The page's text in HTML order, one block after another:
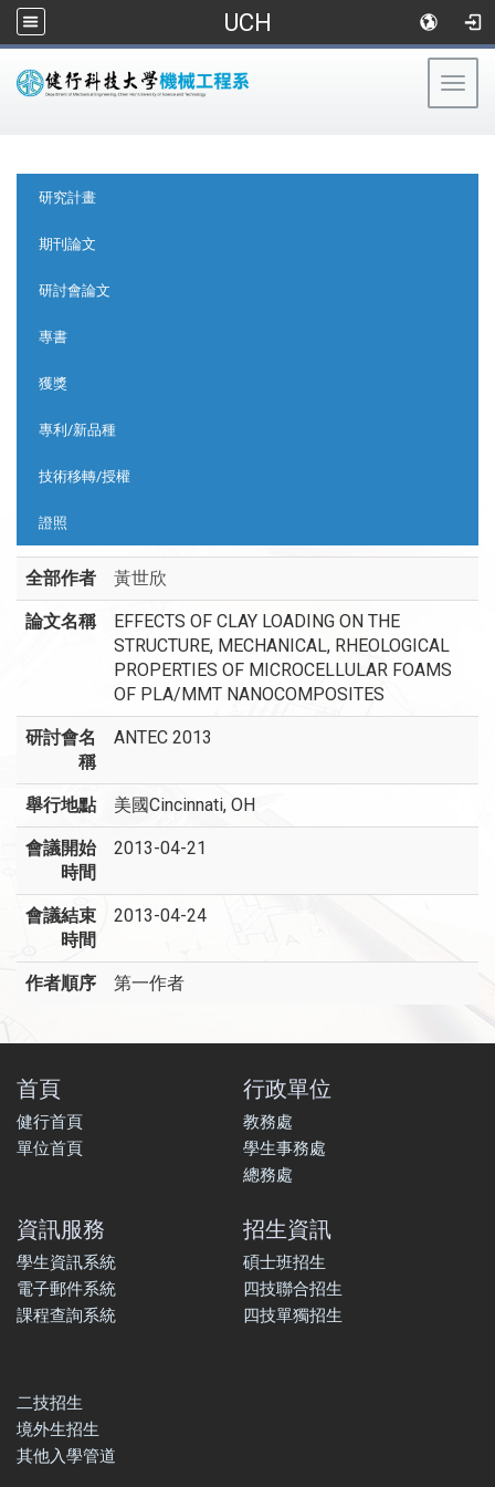
UCH
研究計畫
期刊論文
研討會論文
專書
獲獎
專利/新品種
技術移轉/授權
證照
全部作者 黃世欣
論文名稱
EFFECTS OF CLAY LOADING ON THE
STRUCTURE, MECHANICAL, RHEOLOGICAL
PROPERTIES OF MICROCELLULAR FOAMS
OF PLA/MMT NANOCOMPOSITES
研討會名
稱
ANTEC 2013
舉行地點 美國Cincinnati, OH
會議開始
時間
2013-04-21
會議結束
時間
2013-04-24
作者順序 第一作者
首頁
健行首頁
單位首頁
行政單位
教務處
學生事務處
總務處
資訊服務
學生資訊系統
電子郵件系統
課程查詢系統
招生資訊
碩士班招生
四技聯合招生
四技單獨招生
二技招生
境外生招生
其他入學管道